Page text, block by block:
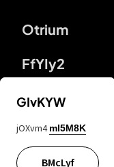
Otrium
FfYIy2
DDcvSo
GIvKYW
jOXvm4 mI5M8K
BMcLyf